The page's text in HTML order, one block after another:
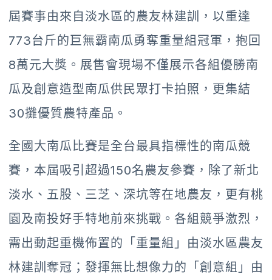
屆賽事由來自淡水區的農友林建訓，以重達
773台斤的巨無霸南瓜勇奪重量組冠軍，抱回
8萬元大獎。展售會現場不僅展示各組優勝南
瓜及創意造型南瓜供民眾打卡拍照，更集結
30攤優質農特產品。
全國大南瓜比賽是全台最具指標性的南瓜競
賽，本屆吸引超過150名農友參賽，除了新北
淡水、五股、三芝、深坑等在地農友，更有桃
園及南投好手特地前來挑戰。各組競爭激烈，
需出動起重機佈置的「重量組」由淡水區農友
林建訓奪冠；發揮無比想像力的「創意組」由